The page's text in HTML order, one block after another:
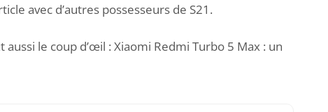
avec d’autres possesseurs de S21.
aussi le coup d’œil : Xiaomi Redmi Turbo 5 Max : un